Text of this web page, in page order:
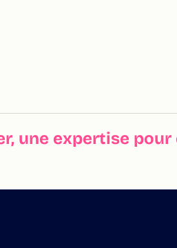
une expertise pour